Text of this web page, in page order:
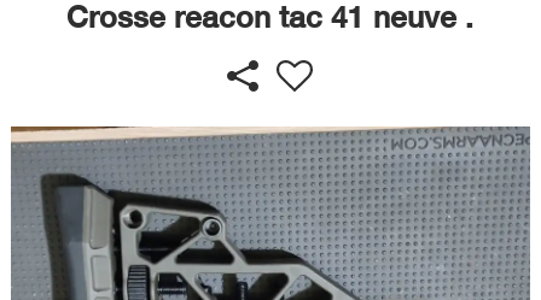
Crosse reacon tac 41 neuve .